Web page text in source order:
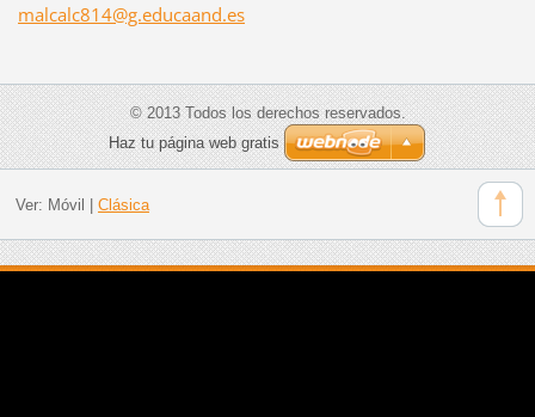
malcalc814@g.educaand.es
© 2013 Todos los derechos reservados.
Haz tu página web gratis
Ver: Móvil Clásica